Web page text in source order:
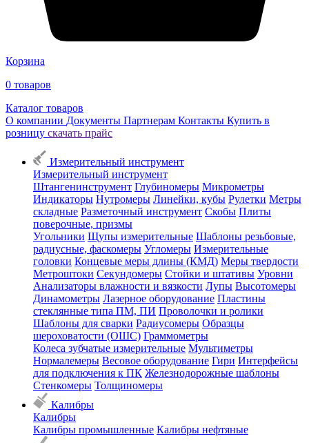
Корзина
0 товаров
Каталог товаров
О компании Документы Партнерам Контакты Купить в
розницу скачать прайс
Измерительный инструмент
Измерительный инструмент
Штангенинструмент Глубиномеры Микрометры
Индикаторы Нутромеры Линейки, кубы Рулетки Метры
складные Разметочный инструмент Скобы Плиты
поверочные, призмы
Угольники Щупы измерительные Шаблоны резьбовые,
радиусные, фаскомеры Угломеры Измерительные
головки Концевые меры длины (КМД) Меры твердости
Метроштоки Секундомеры Стойки и штативы Уровни
Анализаторы влажности и вязкости Лупы Высотомеры
Динамометры Лазерное оборудование Пластины
стеклянные типа ПМ, ПИ Проволочки и ролики
Шаблоны для сварки Радиусомеры Образцы
шероховатости (ОШС) Граммометры
Колеса зубчатые измерительные Мультиметры
Нормалемеры Весовое оборудование Гири Интерфейсы
для подключения к ПК Железнодорожные шаблоны
Стенкомеры Толщиномеры
Калибры
Калибры
Калибры промышленные Калибры нефтяные